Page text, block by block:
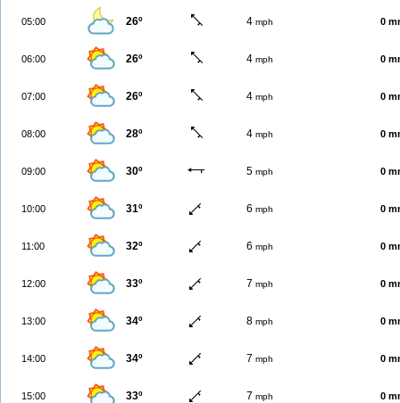
05:00 26º 4 mph 0
06:00 26º 4 mph 0
07:00 26º 4 mph 0
08:00 28º 4 mph 0
09:00 30º 5 mph 0
10:00 31º 6 mph 0
11:00 32º 6 mph 0
12:00 33º 7 mph 0
13:00 34º 8 mph 0
14:00 34º 7 mph 0
15:00 33º 7 mph 0